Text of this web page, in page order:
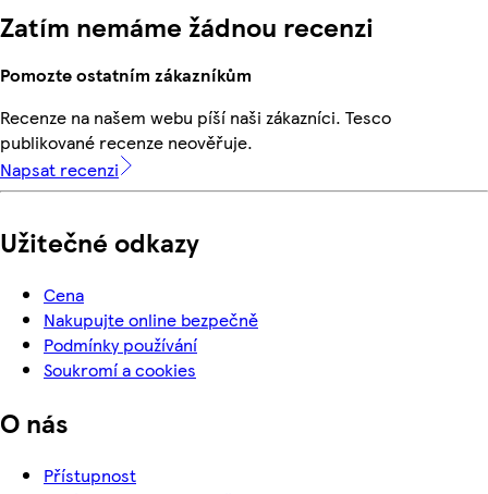
Zatím nemáme žádnou recenzi
Pomozte ostatním zákazníkům
Recenze na našem webu píší naši zákazníci. Tesco
publikované recenze neověřuje.
Napsat recenzi
Užitečné odkazy
Cena
Nakupujte online bezpečně
Podmínky používání
Soukromí a cookies
O nás
Přístupnost